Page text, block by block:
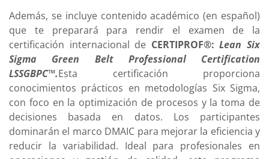
Además, se incluye contenido académico (en español)
que te preparará para rendir el examen de la
certificación internacional de CERTIPROF®:Lean Six
Sigma Green Belt Professional Certification
LSSGBPC™.Esta certificación proporciona
conocimientos prácticos en metodologías Six Sigma,
con foco en la optimización de procesos y la toma de
decisiones basada en datos. Los participantes
dominarán el marco DMAIC para mejorar la eficiencia y
reducir la variabilidad. Ideal para profesionales en